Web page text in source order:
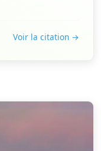
Voir la citation →